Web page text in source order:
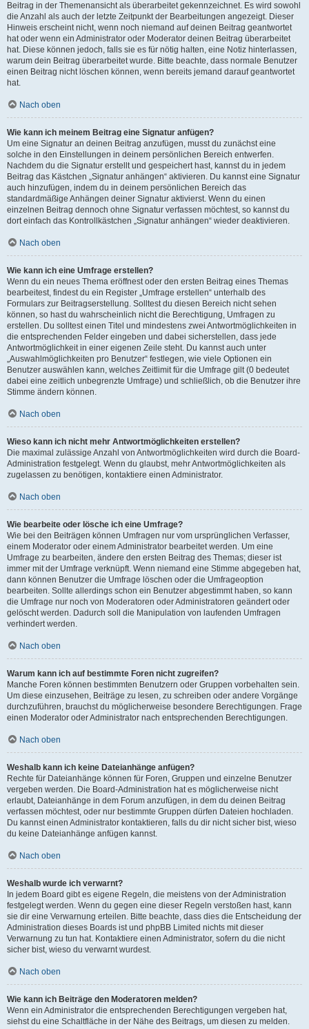
Beitrag in der Themenansicht als überarbeitet gekennzeichnet. Es wird sowohl
die Anzahl als auch der letzte Zeitpunkt der Bearbeitungen angezeigt. Dieser
Hinweis erscheint nicht, wenn noch niemand auf deinen Beitrag geantwortet
hat oder wenn ein Administrator oder Moderator deinen Beitrag überarbeitet
hat. Diese können jedoch, falls sie es für nötig halten, eine Notiz hinterlassen,
warum dein Beitrag überarbeitet wurde. Bitte beachte, dass normale Benutzer
einen Beitrag nicht löschen können, wenn bereits jemand darauf geantwortet
hat.
Nach oben
Wie kann ich meinem Beitrag eine Signatur anfügen?
Um eine Signatur an deinen Beitrag anzufügen, musst du zunächst eine
solche in den Einstellungen in deinem persönlichen Bereich entwerfen.
Nachdem du die Signatur erstellt und gespeichert hast, kannst du in jedem
Beitrag das Kästchen „Signatur anhängen“ aktivieren. Du kannst eine Signatur
auch hinzufügen, indem du in deinem persönlichen Bereich das
standardmäßige Anhängen deiner Signatur aktivierst. Wenn du einen
einzelnen Beitrag dennoch ohne Signatur verfassen möchtest, so kannst du
dort einfach das Kontrollkästchen „Signatur anhängen“ wieder deaktivieren.
Nach oben
Wie kann ich eine Umfrage erstellen?
Wenn du ein neues Thema eröffnest oder den ersten Beitrag eines Themas
bearbeitest, findest du ein Register „Umfrage erstellen“ unterhalb des
Formulars zur Beitragserstellung. Solltest du diesen Bereich nicht sehen
können, so hast du wahrscheinlich nicht die Berechtigung, Umfragen zu
erstellen. Du solltest einen Titel und mindestens zwei Antwortmöglichkeiten in
die entsprechenden Felder eingeben und dabei sicherstellen, dass jede
Antwortmöglichkeit in einer eigenen Zeile steht. Du kannst auch unter
„Auswahlmöglichkeiten pro Benutzer“ festlegen, wie viele Optionen ein
Benutzer auswählen kann, welches Zeitlimit für die Umfrage gilt (0 bedeutet
dabei eine zeitlich unbegrenzte Umfrage) und schließlich, ob die Benutzer ihre
Stimme ändern können.
Nach oben
Wieso kann ich nicht mehr Antwortmöglichkeiten erstellen?
Die maximal zulässige Anzahl von Antwortmöglichkeiten wird durch die Board-
Administration festgelegt. Wenn du glaubst, mehr Antwortmöglichkeiten als
zugelassen zu benötigen, kontaktiere einen Administrator.
Nach oben
Wie bearbeite oder lösche ich eine Umfrage?
Wie bei den Beiträgen können Umfragen nur vom ursprünglichen Verfasser,
einem Moderator oder einem Administrator bearbeitet werden. Um eine
Umfrage zu bearbeiten, ändere den ersten Beitrag des Themas; dieser ist
immer mit der Umfrage verknüpft. Wenn niemand eine Stimme abgegeben hat,
dann können Benutzer die Umfrage löschen oder die Umfrageoption
bearbeiten. Sollte allerdings schon ein Benutzer abgestimmt haben, so kann
die Umfrage nur noch von Moderatoren oder Administratoren geändert oder
gelöscht werden. Dadurch soll die Manipulation von laufenden Umfragen
verhindert werden.
Nach oben
Warum kann ich auf bestimmte Foren nicht zugreifen?
Manche Foren können bestimmten Benutzern oder Gruppen vorbehalten sein.
Um diese einzusehen, Beiträge zu lesen, zu schreiben oder andere Vorgänge
durchzuführen, brauchst du möglicherweise besondere Berechtigungen. Frage
einen Moderator oder Administrator nach entsprechenden Berechtigungen.
Nach oben
Weshalb kann ich keine Dateianhänge anfügen?
Rechte für Dateianhänge können für Foren, Gruppen und einzelne Benutzer
vergeben werden. Die Board-Administration hat es möglicherweise nicht
erlaubt, Dateianhänge in dem Forum anzufügen, in dem du deinen Beitrag
verfassen möchtest, oder nur bestimmte Gruppen dürfen Dateien hochladen.
Du kannst einen Administrator kontaktieren, falls du dir nicht sicher bist, wieso
du keine Dateianhänge anfügen kannst.
Nach oben
Weshalb wurde ich verwarnt?
In jedem Board gibt es eigene Regeln, die meistens von der Administration
festgelegt werden. Wenn du gegen eine dieser Regeln verstoßen hast, kann
sie dir eine Verwarnung erteilen. Bitte beachte, dass dies die Entscheidung der
Administration dieses Boards ist und phpBB Limited nichts mit dieser
Verwarnung zu tun hat. Kontaktiere einen Administrator, sofern du die nicht
sicher bist, wieso du verwarnt wurdest.
Nach oben
Wie kann ich Beiträge den Moderatoren melden?
Wenn ein Administrator die entsprechenden Berechtigungen vergeben hat,
siehst du eine Schaltfläche in der Nähe des Beitrags, um diesen zu melden.